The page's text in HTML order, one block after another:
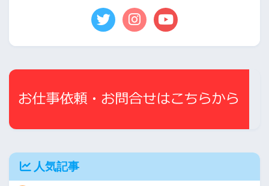
人気記事